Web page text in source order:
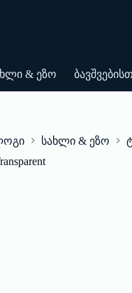
& ეზო
სახლი & ეზო